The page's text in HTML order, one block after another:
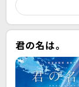
君の名は。